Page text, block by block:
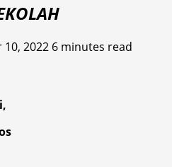
10, 2022 6 minutes read